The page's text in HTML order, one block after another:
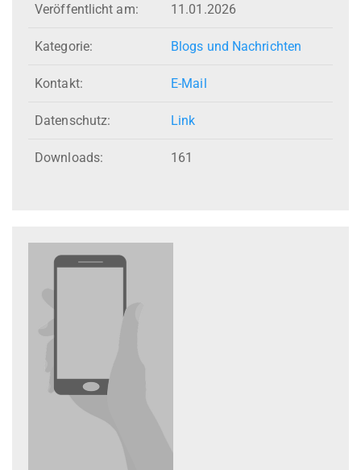
Veröffentlicht am: 11.01.2026
Kategorie: Blogs und Nachrichten
Kontakt: E-Mail
Datenschutz: Link
Downloads: 161